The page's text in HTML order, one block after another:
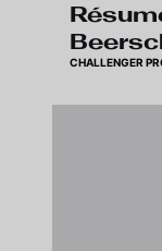
CHALLENGER